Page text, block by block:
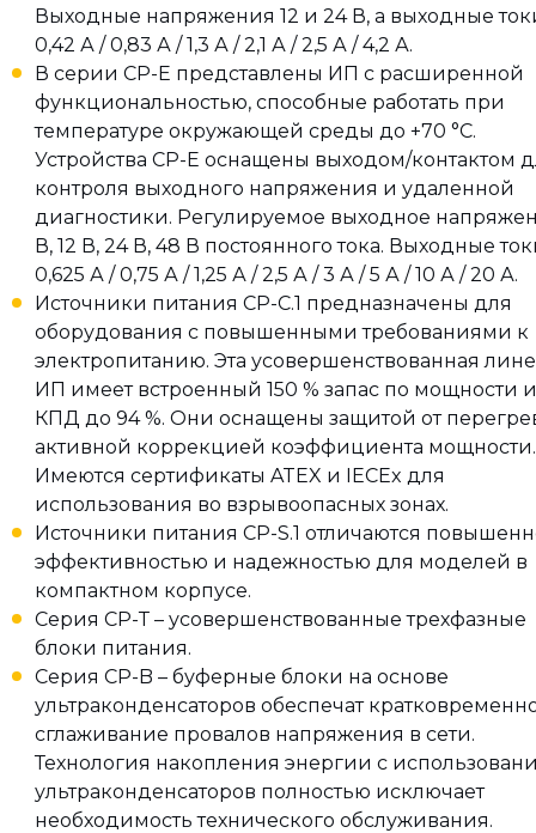
Выходные напряжения 12 и 24 В, а выходные
0,42 А / 0,83 А / 1,3 А / 2,1 А / 2,5 А / 4,2 А.
В серии CP-E представлены ИП с расширенной
функциональностью, способные работать при
температуре окружающей среды до +70 °С.
Устройства CP-E оснащены выходом/контактом
контроля выходного напряжения и удаленной
диагностики. Регулируемое выходное
В, 12 В, 24 В, 48 В постоянного тока. Выходные
0,625 А / 0,75 А / 1,25 А / 2,5 А / 3 А / 5 А / 10 А / 20 А.
Источники питания CP-C.1 предназначены для
оборудования с повышенными требованиями к
электропитанию. Эта усовершенствованная
ИП имеет встроенный 150 % запас по мощности и
КПД до 94 %. Они оснащены защитой от
активной коррекцией коэффициента мощности.
Имеются сертификаты ATEX и IECEx для
использования во взрывоопасных зонах.
Источники питания CP-S.1 отличаются
эффективностью и надежностью для моделей в
компактном корпусе.
Серия СР-Т – усовершенствованные трехфазные
блоки питания.
Серия CP-B – буферные блоки на основе
ультраконденсаторов обеспечат
сглаживание провалов напряжения в сети.
Технология накопления энергии с
ультраконденсаторов полностью исключает
необходимость технического обслуживания.